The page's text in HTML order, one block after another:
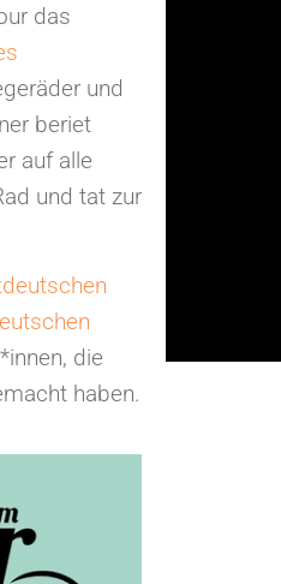
das
und
beriet
auf alle
und tat zur
die
haben.